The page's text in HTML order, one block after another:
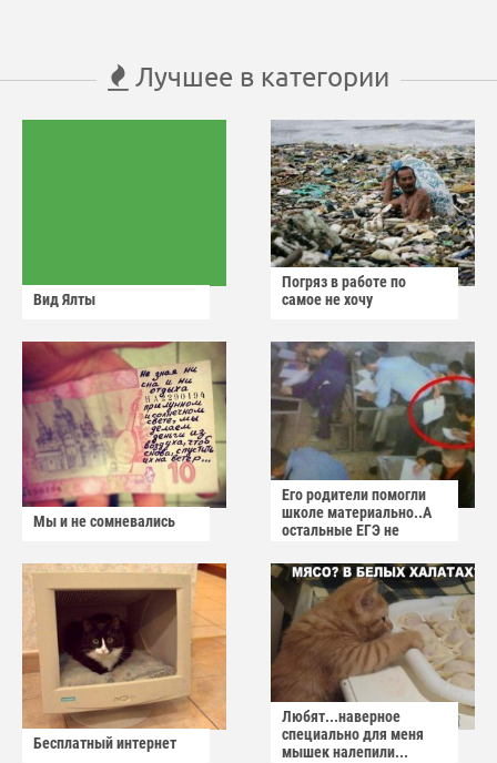
Лучшее в категории
Вид Ялты
Погряз в работе по
самое не хочу
Мы и не сомневались
Его родители помогли
школе материально..А
остальные ЕГЭ не
Бесплатный интернет
Любят...наверное
специально для меня
мышек налепили...